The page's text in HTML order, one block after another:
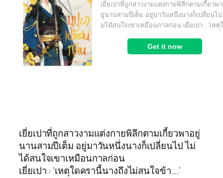
เยี่ยเปาที่ถูกสาวงามแต่งกายพิลึกตามเกี้ยวพาอยู่
นานสามปีเต็ม อยู่มาวันหนึ่งนางก็เปลี่ยนไป ไม่
ได้สนใจเขาเหมือนกาลก่อน
เยี่ยเปา : ‘เหตุใดครานี้นางถึงไม่สนใจข้า….’